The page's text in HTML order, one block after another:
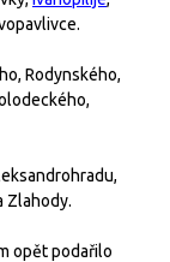
Rodynského,
Zlahody.
opět podařilo